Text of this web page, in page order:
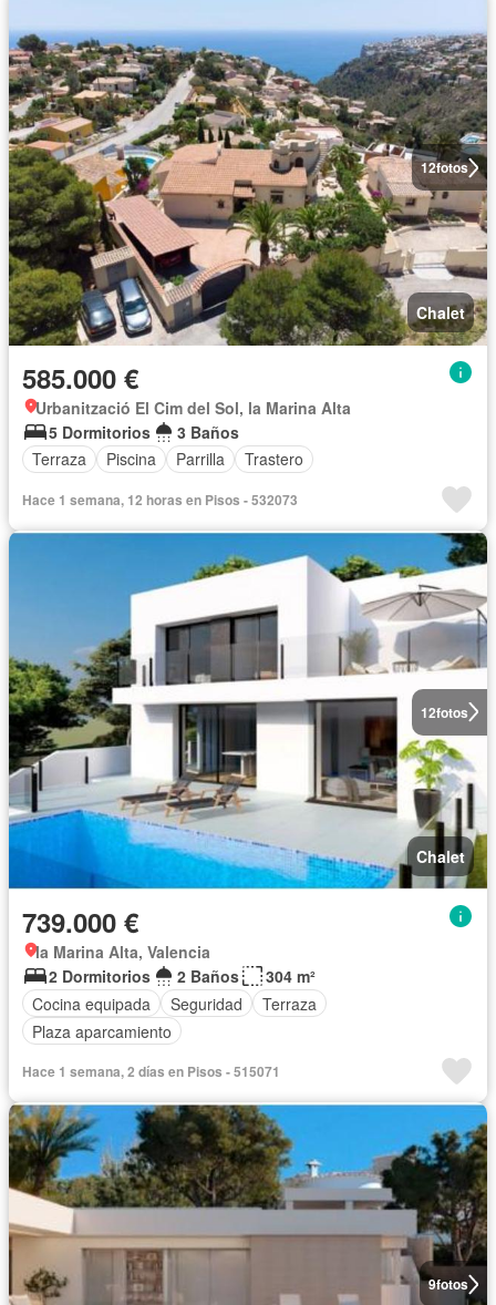
12fotos
Chalet
585.000 €
Urbanització El Cim del Sol, la Marina Alta
5 Dormitorios
3 Baños
Terraza
Piscina Parrilla Trastero
Hace 1 semana, 12 horas en Pisos - 532073
12fotos
Chalet
739.000 €
la Marina Alta, Valencia
2 Dormitorios
2 Baños
304 m²
Cocina equipada
Seguridad
Terraza
Plaza aparcamiento
Hace 1 semana, 2 días en Pisos - 515071
9fotos